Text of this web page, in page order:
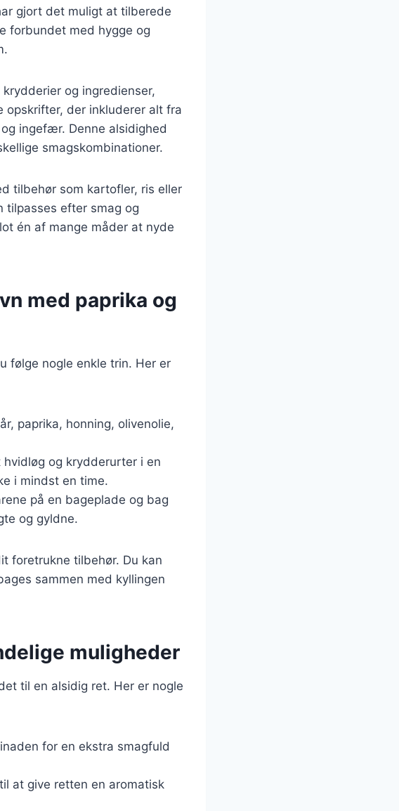
gjort det muligt at tilberede
forbundet med hygge og
og ingredienser,
der inkluderer alt fra
ingefær. Denne alsidighed
smagskombinationer.
tilbehør som kartofler, ris eller
tilpasses efter smag og
én af mange måder at nyde
med paprika og
følge nogle enkle trin. Her er
paprika, honning, olivenolie,
og krydderurter i en
i mindst en time.
på en bageplade og bag
og gyldne.
foretrukne tilbehør. Du kan
sammen med kyllingen
muligheder
til en alsidig ret. Her er nogle
for en ekstra smagfuld
at give retten en aromatisk